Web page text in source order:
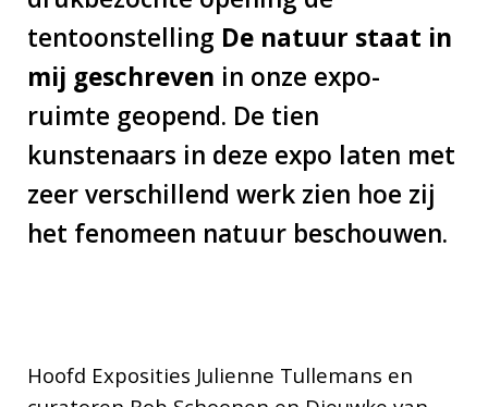
tentoonstelling De natuur staat in
mij geschreven in onze expo-
ruimte geopend. De tien
kunstenaars in deze expo laten met
zeer verschillend werk zien hoe zij
het fenomeen natuur beschouwen.
Hoofd Exposities Julienne Tullemans en